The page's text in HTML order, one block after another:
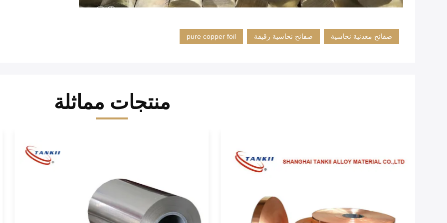
صفائح معدنية نحاسية صفائح نحاسية رقيقة pure copper foil
منتجات مماثلة